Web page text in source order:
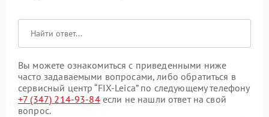
Вы можете ознакомиться с приведенными ниже
часто задаваемыми вопросами, либо обратиться в
сервисный центр “FIX-Leica” по следующему телефону
+7 (347) 214-93-84если не нашли ответ на свой
вопрос.